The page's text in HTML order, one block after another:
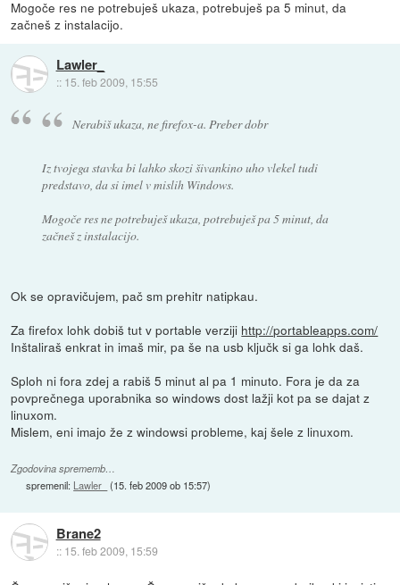
Mogoče res ne potrebuješ ukaza, potrebuješ pa 5 minut, da
začneš z instalacijo.
Lawler_
:: 15. feb 2009, 15:55
Nerabiš ukaza, ne firefox-a. Preber dobr
Iz tvojega stavka bi lahko skozi šivankino uho vlekel tudi
predstavo, da si imel v mislih Windows.
Mogoče res ne potrebuješ ukaza, potrebuješ pa 5 minut, da
začneš z instalacijo.
Ok se opravičujem, pač sm prehitr natipkau.
Za firefox lohk dobiš tut v portable verziji http://portableapps.com/
Inštaliraš enkrat in imaš mir, pa še na usb ključk si ga lohk daš.
Sploh ni fora zdej a rabiš 5 minut al pa 1 minuto. Fora je da za
povprečnega uporabnika so windows dost lažji kot pa se dajat z
linuxom.
Mislem, eni imajo že z windowsi probleme, kaj šele z linuxom.
Zgodovina sprememb…
spremenil: Lawler_ (15. feb 2009 ob 15:57)
Brane2
:: 15. feb 2009, 15:59